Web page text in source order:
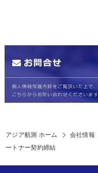
アジア航測 ホーム 会社情報
ートナー契約締結